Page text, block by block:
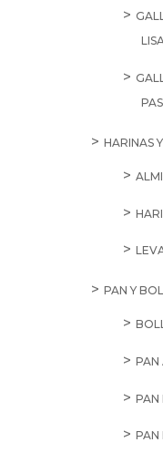
HARINAS
PAN Y
PAN
PAN
PAN